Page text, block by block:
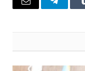
Tumblr تيلقرام البريد